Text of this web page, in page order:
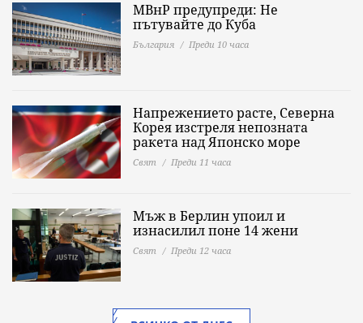
МВнР предупреди: Не
пътувайте до Куба
България Преди 10 часа
Напрежението расте, Северна
Корея изстреля непозната
ракета над Японско море
Свят Преди 11 часа
Мъж в Берлин упоил и
изнасилил поне 14 жени
Свят Преди 12 часа